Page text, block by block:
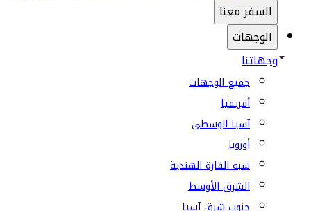
السفر معنا
الوجهات
وجهاتنا
جميع الوجهات
أفريقيا
آسيا الوسطى
أوروبا
شبه القارة الهندية
الشرق الأوسط
جنوب شرق آسيا